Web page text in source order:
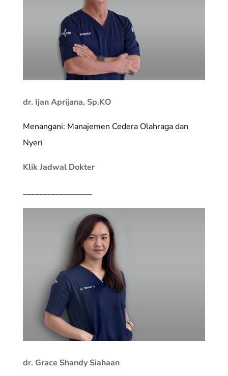
dr. Ijan Aprijana, Sp.KO
Menangani: Manajemen Cedera Olahraga dan
Nyeri
Klik Jadwal Dokter
_________________
dr. Grace Shandy Siahaan